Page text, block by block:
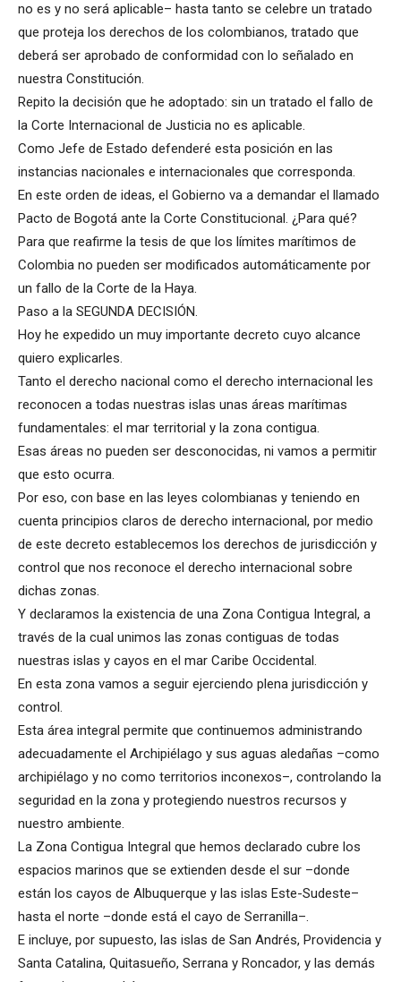
no es y no será aplicable– hasta tanto se celebre un tratado
que proteja los derechos de los colombianos, tratado que
deberá ser aprobado de conformidad con lo señalado en
nuestra Constitución.
Repito la decisión que he adoptado: sin un tratado el fallo de
la Corte Internacional de Justicia no es aplicable.
Como Jefe de Estado defenderé esta posición en las
instancias nacionales e internacionales que corresponda.
En este orden de ideas, el Gobierno va a demandar el llamado
Pacto de Bogotá ante la Corte Constitucional. ¿Para qué?
Para que reafirme la tesis de que los límites marítimos de
Colombia no pueden ser modificados automáticamente por
un fallo de la Corte de la Haya.
Paso a la SEGUNDA DECISIÓN.
Hoy he expedido un muy importante decreto cuyo alcance
quiero explicarles.
Tanto el derecho nacional como el derecho internacional les
reconocen a todas nuestras islas unas áreas marítimas
fundamentales: el mar territorial y la zona contigua.
Esas áreas no pueden ser desconocidas, ni vamos a permitir
que esto ocurra.
Por eso, con base en las leyes colombianas y teniendo en
cuenta principios claros de derecho internacional, por medio
de este decreto establecemos los derechos de jurisdicción y
control que nos reconoce el derecho internacional sobre
dichas zonas.
Y declaramos la existencia de una Zona Contigua Integral, a
través de la cual unimos las zonas contiguas de todas
nuestras islas y cayos en el mar Caribe Occidental.
En esta zona vamos a seguir ejerciendo plena jurisdicción y
control.
Esta área integral permite que continuemos administrando
adecuadamente el Archipiélago y sus aguas aledañas –como
archipiélago y no como territorios inconexos–, controlando la
seguridad en la zona y protegiendo nuestros recursos y
nuestro ambiente.
La Zona Contigua Integral que hemos declarado cubre los
espacios marinos que se extienden desde el sur –donde
están los cayos de Albuquerque y las islas Este-Sudeste–
hasta el norte –donde está el cayo de Serranilla–.
E incluye, por supuesto, las islas de San Andrés, Providencia y
Santa Catalina, Quitasueño, Serrana y Roncador, y las demás